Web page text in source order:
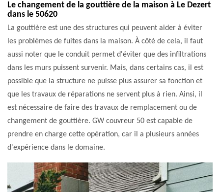
Le changement de la gouttière de la maison à Le Dezert
dans le 50620
La gouttière est une des structures qui peuvent aider à éviter
les problèmes de fuites dans la maison. À côté de cela, il faut
aussi noter que le conduit permet d'éviter que des infiltrations
dans les murs puissent survenir. Mais, dans certains cas, il est
possible que la structure ne puisse plus assurer sa fonction et
que les travaux de réparations ne servent plus à rien. Ainsi, il
est nécessaire de faire des travaux de remplacement ou de
changement de gouttière. GW couvreur 50 est capable de
prendre en charge cette opération, car il a plusieurs années
d'expérience dans le domaine.